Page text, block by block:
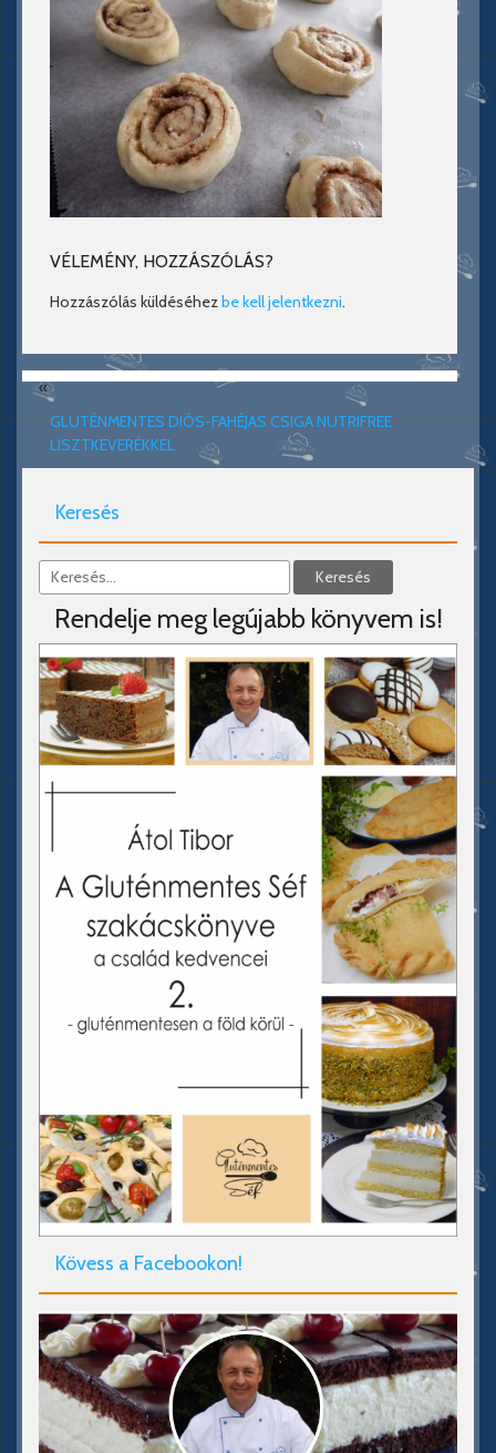
VÉLEMÉNY, HOZZÁSZÓLÁS?
Hozzászólás küldéséhezbe kell jelentkezni.
«
GLUTÉNMENTES DIÓS-FAHÉJAS CSIGA NUTRIFREE
LISZTKEVERÉKKEL
Keresés
Rendelje meg legújabb könyvem is!
Kövess a Facebookon!